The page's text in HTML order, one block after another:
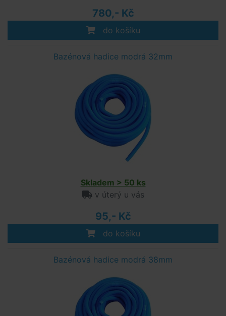
780,- Kč
do košíku
Bazénová hadice modrá 32mm
Skladem > 50 ks
v úterý u vás
95,- Kč
do košíku
Bazénová hadice modrá 38mm